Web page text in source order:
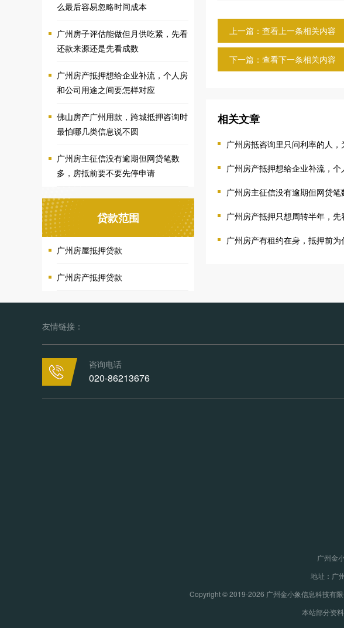
么最后容易忽略时间成本
广州房子评估能做但月供吃紧，先看
还款来源还是先看成数
广州房产抵押想给企业补流，个人房
和公司用途之间要怎样对应
佛山房产广州用款，跨城抵押咨询时
最怕哪几类信息说不圆
广州房主征信没有逾期但网贷笔数
多，房抵前要不要先停申请
贷款范围
广州房屋抵押贷款
广州房产抵押贷款
上一篇：查看上一条相关内容
下一篇：查看下一条相关内容
相关文章
广州房抵咨询里只问利率的人
广州房产抵押想给企业补流，
广州房主征信没有逾期但网贷
广州房产抵押只想周转半年，
广州房产有租约在身，抵押前
友情链接：
咨询电话
020-86213676
广州金
地址：广
Copyright © 2019-2026 广州金小象信息科技有限
本站部分资